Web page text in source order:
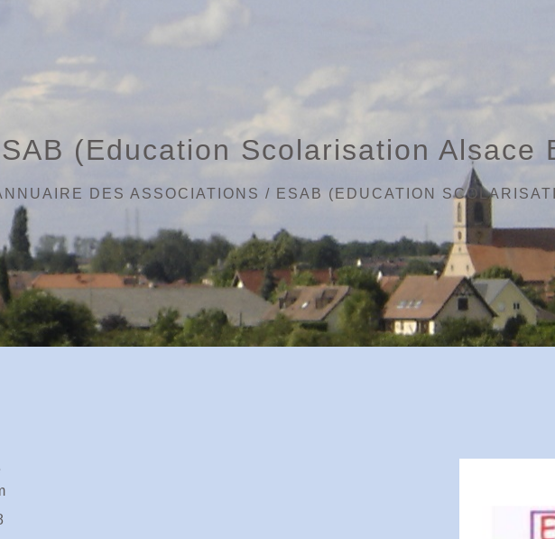
(Education Scolarisation Alsace
DES ASSOCIATIONS / ESAB (EDUCATION